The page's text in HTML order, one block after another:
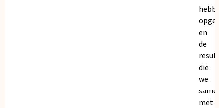
en
de
die
we
met